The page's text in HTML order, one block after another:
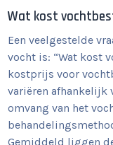
Wat kost
Een veelgestelde
vocht is: “Wat kost
kostprijs voor
variëren afhankelijk
omvang van het
Gemiddeld liggen